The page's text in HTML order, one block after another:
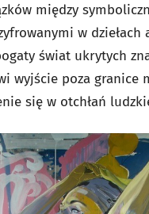
między
w dziełach
świat ukrytych
wyjście poza granice
się w otchłań